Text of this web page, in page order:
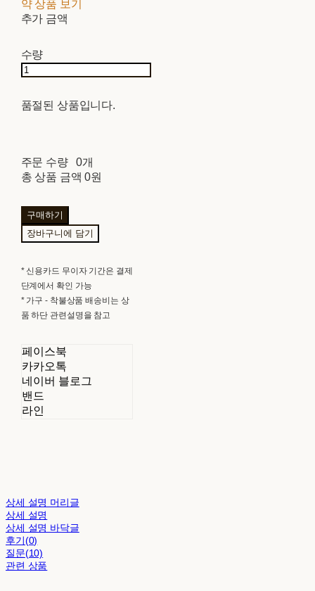
약 상품 보기
추가 금액
수량
품절된 상품입니다.
주문 수량
0개
총 상품 금액 0원
구매하기
장바구니에 담기
* 신용카드 무이자 기간은 결제
단계에서 확인 가능
* 가구 - 착불상품 배송비는 상
품 하단 관련설명을 참고
페이스북
카카오톡
네이버 블로그
밴드
라인
상세 설명 머리글
상세 설명
상세 설명 바닥글
후기(0)
질문(10)
관련 상품